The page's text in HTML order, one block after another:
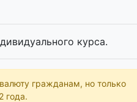
курса.
гражданам, но только
года.